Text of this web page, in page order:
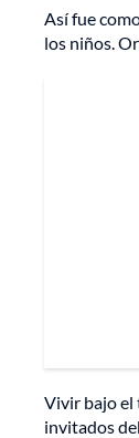
Así fue
los niños.
Vivir bajo el
invitados